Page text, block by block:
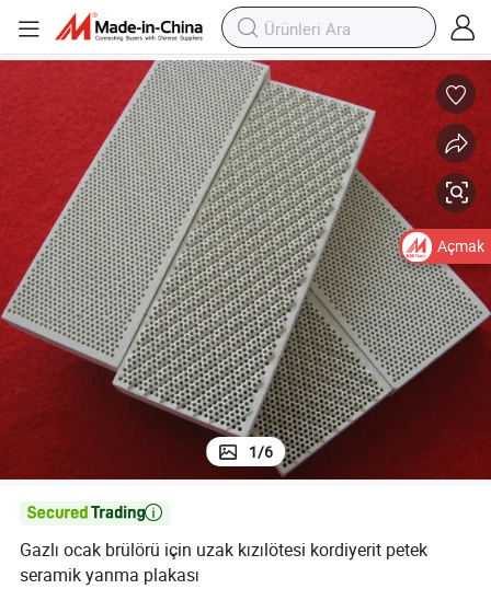
Gazlı ocak brülörü için uzak kızılötesi kordiyerit petek seramik yanma
1/6

Gazlı ocak brülörü için uzak kızılötesi kordiyerit petek
seramik yanma plakası
Açmak